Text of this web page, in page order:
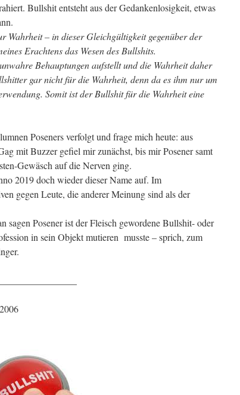
Bullshit entsteht aus der Gedankenlosigkeit, etwas
Wahrheit – in dieser Gleichgültigkeit gegenüber der
Erachtens das Wesen des Bullshits.
Behauptungen aufstellt und die Wahrheit daher
gar nicht für die Wahrheit, denn da es ihm nur um
Somit ist der Bullshit für die Wahrheit eine
Poseners verfolgt und frage mich heute: aus
mit Buzzer gefiel mir zunächst, bis mir Posener samt
Gewäsch auf die Nerven ging.
2019 doch wieder dieser Name auf. Im
gegen Leute, die anderer Meinung sind als der
sagen Posener ist der Fleisch gewordene Bullshit- oder
in sein Objekt mutieren musste – sprich, zum